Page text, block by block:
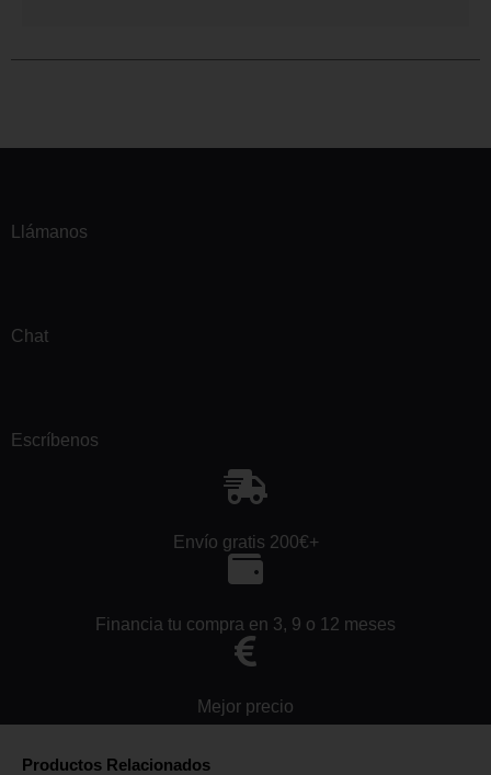
Llámanos
Chat
Escríbenos
Envío gratis 200€+
Financia tu compra en 3, 9 o 12 meses
Mejor precio
Productos Relacionados